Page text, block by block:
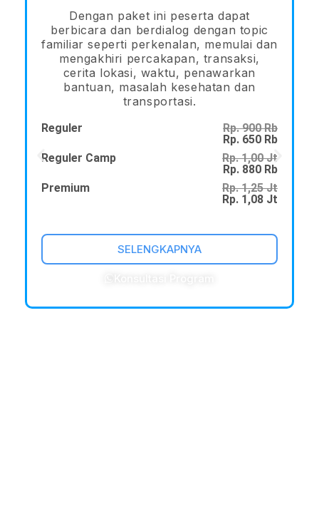
Dengan paket ini peserta dapat
berbicara dan berdialog dengan topic
familiar seperti perkenalan, memulai dan
mengakhiri percakapan, transaksi,
cerita lokasi, waktu, penawarkan
bantuan, masalah kesehatan dan
transportasi.
Reguler
Rp. 900 Rb
Rp. 650 Rb
Reguler Camp
Rp. 1,00 Jt
Rp. 880 Rb
Premium
Rp. 1,25 Jt
Rp. 1,08 Jt
SELENGKAPNYA